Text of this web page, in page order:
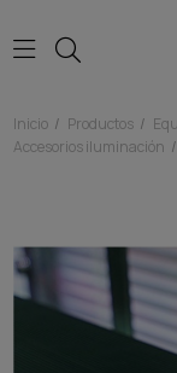
Inicio Productos
Accesorios iluminación